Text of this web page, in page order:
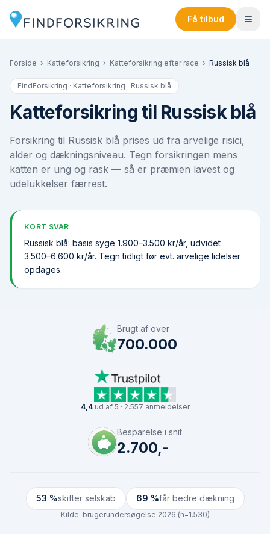
Få tilbud
Forside › Katteforsikring › Katteforsikring efter race › Russisk blå
FindForsikring · Katteforsikring · Russisk blå
Katteforsikring til Russisk blå
Forsikring til Russisk blå prises ud fra arvelige risici,
alder og dækningsniveau. Tegn forsikringen mens
katten er ung og rask — så er præmien lavest og
udelukkelser færrest.
KORT SVAR
Russisk blå: basis syge 1.900–3.500 kr/år, udvidet
3.500–6.600 kr/år. Tegn tidligt før evt. arvelige lidelser
opdages.
Brugt af over
700.000
4,4ud af 5 · 2.557 anmeldelser
Besparelse i snit
2.700,-
53 %skifter selskab 69 %får bedre dækning
Kilde: brugerundersøgelse 2026 (n=1.530)